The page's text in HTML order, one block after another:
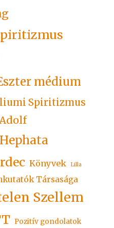
médium
Spiritizmus
Hephata
Könyvek Lilla
Társasága
Szellem
Pozitív gondolatok